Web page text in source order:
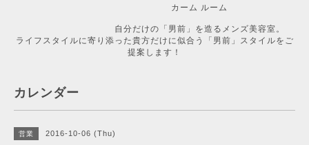
カーム ルーム
自分だけの「男前」を造るメンズ美容室。
ライフスタイルに寄り添った貴方だけに似合う「男前」スタイルをご
提案します！
カレンダー
営業 2016-10-06 (Thu)